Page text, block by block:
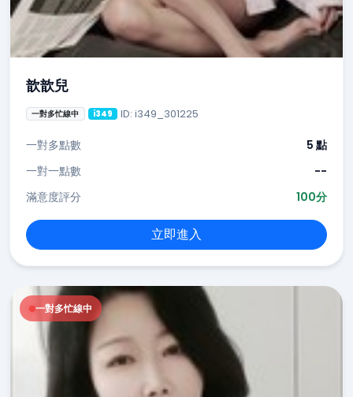
歆歆兒
一對多忙線中 i349 ID: i349_301225
一對多點數
5 點
一對一點數
--
滿意度評分
100分
立即進入
一對多忙線中